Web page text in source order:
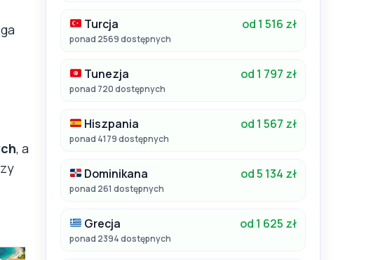
, a
Turcja od 1 516 zł
ponad 2569 dostępnych
Tunezja od 1 797 zł
ponad 720 dostępnych
Hiszpania od 1 567 zł
ponad 4179 dostępnych
Dominikana od 5 134 zł
ponad 261 dostępnych
Grecja od 1 625 zł
ponad 2394 dostępnych